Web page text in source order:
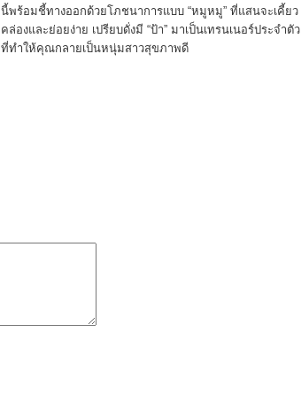
นี้พร้อมชี้ทางออกด้วยโภชนาการแบบ “หมูหมู” ที่แสนจะเคี้ยว
คล่องและย่อยง่าย เปรียบดั่งมี “ป้า” มาเป็นเทรนเนอร์ประจำตัว
ที่ทำให้คุณกลายเป็นหนุ่มสาวสุขภาพดี